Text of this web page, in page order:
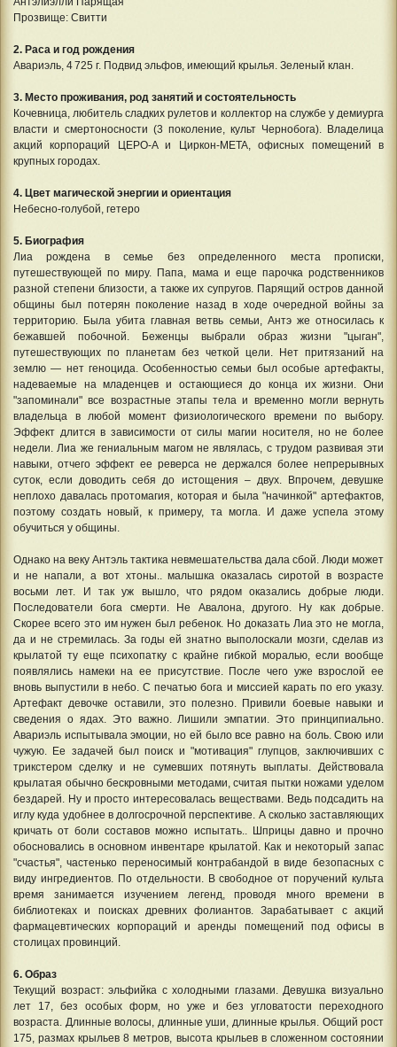
Прозвище: Свитти
2. Раса и год рождения
Авариэль, 4 725 г. Подвид эльфов, имеющий крылья. Зеленый клан.
3. Место проживания, род занятий и состоятельность
Кочевница, любитель сладких рулетов и коллектор на службе у демиурга
власти и смертоносности (3 поколение, культ Чернобога). Владелица
акций корпораций ЦЕРО-A и Циркон-META, офисных помещений в
крупных городах.
4. Цвет магической энергии и ориентация
Небесно-голубой, гетеро
5. Биография
Лиа рождена в семье без определенного места прописки,
путешествующей по миру. Папа, мама и еще парочка родственников
разной степени близости, а также их супругов. Парящий остров данной
общины был потерян поколение назад в ходе очередной войны за
территорию. Была убита главная ветвь семьи, Антэ же относилась к
бежавшей побочной. Беженцы выбрали образ жизни "цыган",
путешествующих по планетам без четкой цели. Нет притязаний на
землю — нет геноцида. Особенностью семьи был особые артефакты,
надеваемые на младенцев и остающиеся до конца их жизни. Они
"запоминали" все возрастные этапы тела и временно могли вернуть
владельца в любой момент физиологического времени по выбору.
Эффект длится в зависимости от силы магии носителя, но не более
недели. Лиа же гениальным магом не являлась, с трудом развивая эти
навыки, отчего эффект ее реверса не держался более непрерывных
суток, если доводить себя до истощения – двух. Впрочем, девушке
неплохо давалась протомагия, которая и была "начинкой" артефактов,
поэтому создать новый, к примеру, та могла. И даже успела этому
обучиться у общины.
Однако на веку Антэль тактика невмешательства дала сбой. Люди может
и не напали, а вот хтоны.. малышка оказалась сиротой в возрасте
восьми лет. И так уж вышло, что рядом оказались добрые люди.
Последователи бога смерти. Не Авалона, другого. Ну как добрые.
Скорее всего это им нужен был ребенок. Но доказать Лиа это не могла,
да и не стремилась. За годы ей знатно выполоскали мозги, сделав из
крылатой ту еще психопатку с крайне гибкой моралью, если вообще
появлялись намеки на ее присутствие. После чего уже взрослой ее
вновь выпустили в небо. С печатью бога и миссией карать по его указу.
Артефакт девочке оставили, это полезно. Привили боевые навыки и
сведения о ядах. Это важно. Лишили эмпатии. Это принципиально.
Авариэль испытывала эмоции, но ей было все равно на боль. Свою или
чужую. Ее задачей был поиск и "мотивация" глупцов, заключивших с
трикстером сделку и не сумевших потянуть выплаты. Действовала
крылатая обычно бескровными методами, считая пытки ножами уделом
бездарей. Ну и просто интересовалась веществами. Ведь подсадить на
иглу куда удобнее в долгосрочной перспективе. А сколько заставляющих
кричать от боли составов можно испытать.. Шприцы давно и прочно
обосновались в основном инвентаре крылатой. Как и некоторый запас
"счастья", частенько переносимый контрабандой в виде безопасных с
виду ингредиентов. По отдельности. В свободное от поручений культа
время занимается изучением легенд, проводя много времени в
библиотеках и поисках древних фолиантов. Зарабатывает с акций
фармацевтических корпораций и аренды помещений под офисы в
столицах провинций.
6. Образ
Текущий возраст: эльфийка с холодными глазами. Девушка визуально
лет 17, без особых форм, но уже и без угловатости переходного
возраста. Длинные волосы, длинные уши, длинные крылья. Общий рост
175, размах крыльев 8 метров, высота крыльев в сложенном состоянии